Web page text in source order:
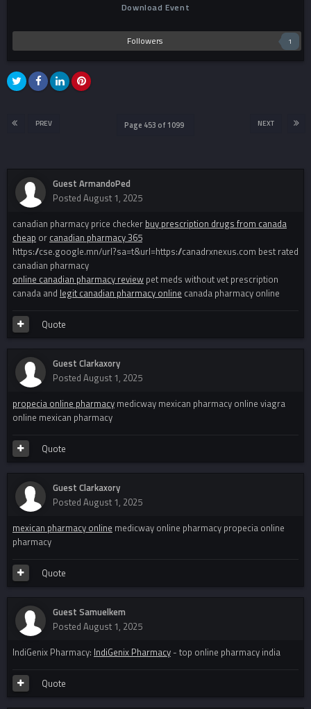
Download Event
Followers 1
PREV NEXT
Page 453 of 1099
Guest ArmandoPed
Posted August 1, 2025
canadian pharmacy price checker buy prescription drugs from canada
cheap or canadian pharmacy 365
https://cse.google.mn/url?sa=t&url=https://canadrxnexus.com best rated
canadian pharmacy
online canadian pharmacy review pet meds without vet prescription
canada and legit canadian pharmacy online canada pharmacy online
Quote
Guest Clarkaxory
Posted August 1, 2025
propecia online pharmacy medicway mexican pharmacy online viagra
online mexican pharmacy
Quote
Guest Clarkaxory
Posted August 1, 2025
mexican pharmacy online medicway online pharmacy propecia online
pharmacy
Quote
Guest Samuelkem
Posted August 1, 2025
IndiGenix Pharmacy: IndiGenix Pharmacy - top online pharmacy india
Quote